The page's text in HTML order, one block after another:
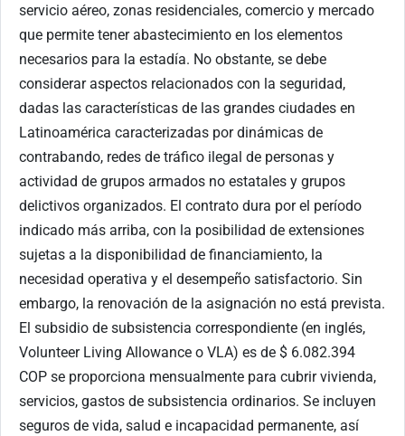
servicio aéreo, zonas residenciales, comercio y mercado
que permite tener abastecimiento en los elementos
necesarios para la estadía. No obstante, se debe
considerar aspectos relacionados con la seguridad,
dadas las características de las grandes ciudades en
Latinoamérica caracterizadas por dinámicas de
contrabando, redes de tráfico ilegal de personas y
actividad de grupos armados no estatales y grupos
delictivos organizados. El contrato dura por el período
indicado más arriba, con la posibilidad de extensiones
sujetas a la disponibilidad de financiamiento, la
necesidad operativa y el desempeño satisfactorio. Sin
embargo, la renovación de la asignación no está prevista.
El subsidio de subsistencia correspondiente (en inglés,
Volunteer Living Allowance o VLA) es de $ 6.082.394
COP se proporciona mensualmente para cubrir vivienda,
servicios, gastos de subsistencia ordinarios. Se incluyen
seguros de vida, salud e incapacidad permanente, así